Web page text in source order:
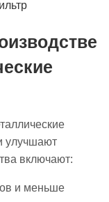
улучшают
включают:
и меньше